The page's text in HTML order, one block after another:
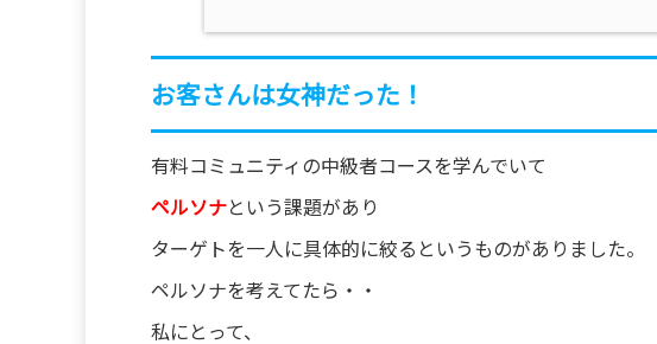
お客さんは女神だった！
有料コミュニティの中級者コースを学んでいて
ペルソナという課題があり
ターゲトを一人に具体的に絞るというものがありました。
ペルソナを考えてたら・・
私にとって、